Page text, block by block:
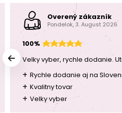
Overený zákazník
Pondelok, 3. August 2026
100%
Velky vyber, rychle dodanie.
+ Rychle dodanie aj na
+ Kvalitny tovar
+ Velky vyber